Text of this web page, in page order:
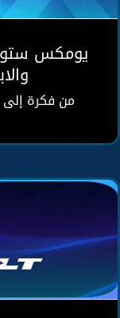
من فكرة إلى ريادة: في